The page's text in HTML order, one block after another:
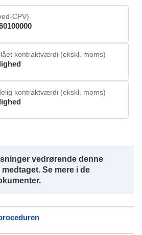
CPV)
kontraktværdi (ekskl. moms)
kontraktværdi (ekskl. moms)
vedrørende denne
Se mere i de